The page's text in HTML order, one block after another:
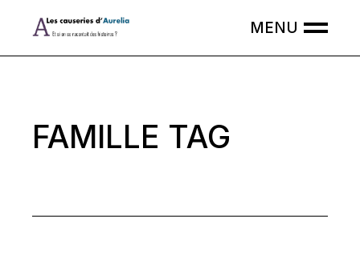
FAMILLE TAG